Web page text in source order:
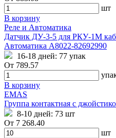
шт
В корзину
Реле и Автоматика
Датчик ДУ-3-5 для РКУ-1М
Автоматика A8022-82692990
16-18 дней: 77 упак
От 789.57
В корзину
EMAS
Группа контактная с
8-10 дней: 73 шт
От 7 268.40
шт